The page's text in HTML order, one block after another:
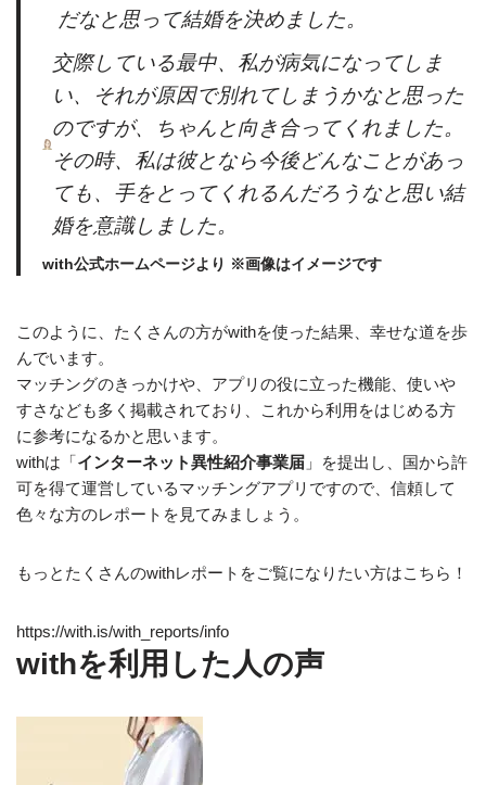
だなと思って結婚を決めました。
交際している最中、私が病気になってしま
い、それが原因で別れてしまうかなと思った
のですが、ちゃんと向き合ってくれました。
その時、私は彼となら今後どんなことがあっ
ても、手をとってくれるんだろうなと思い結
婚を意識しました。
with公式ホームページより ※画像はイメージです
このように、たくさんの方がwithを使った結果、幸せな道を歩
んでいます。
マッチングのきっかけや、アプリの役に立った機能、使いや
すさなども多く掲載されており、これから利用をはじめる方
に参考になるかと思います。
withは「インターネット異性紹介事業届 」を提出し、 国から許
可を得て運営しているマッチングアプリですので、信頼して
色々な方のレポートを見てみましょう。
もっとたくさんのwithレポートをご覧になりたい方はこちら！
https://with.is/with_reports/info
withを利用した人の声